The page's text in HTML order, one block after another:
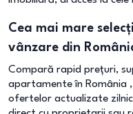
Cea mai mare
vânzare din
Compară rapid prețuri,
apartamente în România
ofertelor actualizate